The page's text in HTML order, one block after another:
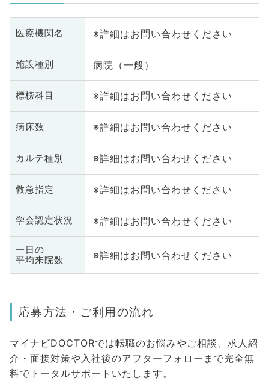
医療機関名 ※詳細はお問い合わせください
施設種別 病院（一般）
標榜科目 ※詳細はお問い合わせください
病床数 ※詳細はお問い合わせください
カルテ種別 ※詳細はお問い合わせください
救急指定 ※詳細はお問い合わせください
学会認定状況 ※詳細はお問い合わせください
一日の
平均来院数
※詳細はお問い合わせください
応募方法・ご利用の流れ
マイナビDOCTORでは転職のお悩みやご相談、求人紹
介・面接対策や入社後のアフターフォローまで完全無
料でトータルサポートいたします。